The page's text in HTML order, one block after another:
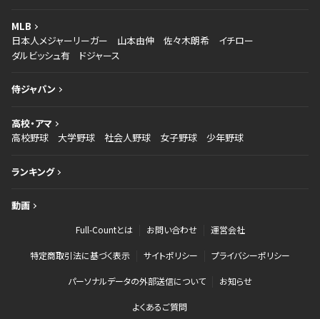
MLB
日本人メジャーリーガー
山本由伸 佐々木朗希
イチロー
ダルビッシュ有
ドジャース
侍ジャパン
高校・アマ
高校野球
大学野球 社会人野球 女子野球 少年野球
ランキング
動画
Full-Countとは お問い合わせ 運営会社
特定商取引法に基づく表示 サイトポリシー プライバシーポリシー
パーソナルデータの外部送信について お知らせ
よくあるご質問